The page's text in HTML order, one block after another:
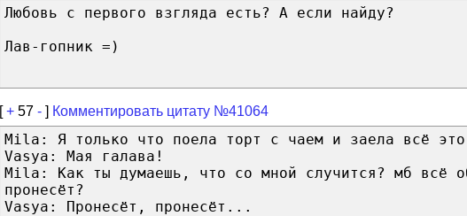
Любовь с первого взгляда есть? А если найду?
Лав-гопник =)
[+ 57 - ] Комментировать цитату №41064
Mila: Я только что поела торт с чаем и заела всё
Vasya: Мая галава!
Mila: Как ты думаешь, что со мной случится? мб всё
пронесёт?
Vasya: Пронесёт, пронесёт...